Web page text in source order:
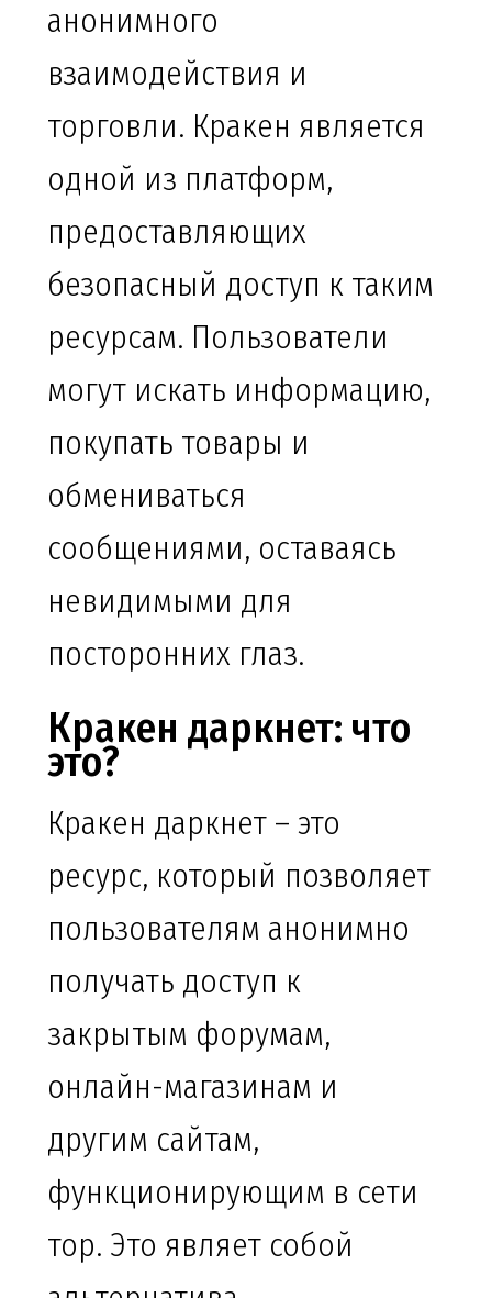
анонимного
взаимодействия и
торговли. Кракен является
одной из платформ,
предоставляющих
безопасный доступ к таким
ресурсам. Пользователи
могут искать информацию,
покупать товары и
обмениваться
сообщениями, оставаясь
невидимыми для
посторонних глаз.
Кракен даркнет: что
это?
Кракен даркнет – это
ресурс, который позволяет
пользователям анонимно
получать доступ к
закрытым форумам,
онлайн-магазинам и
другим сайтам,
функционирующим в сети
тор. Это являет собой